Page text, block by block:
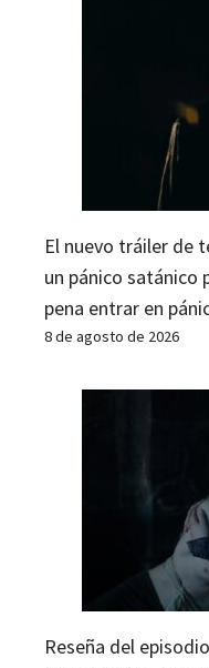
El nuevo tráiler de
un pánico satánico
pena entrar en
8 de agosto de 2026
Reseña del